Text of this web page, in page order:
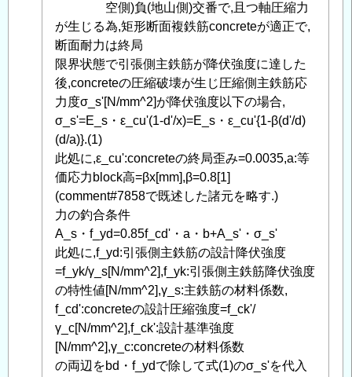
之
に
よ
る
「 Re:
鉄
筋
concrete
の
断
面
耐
力,
応
力
度
補
足」
へ
空側)負(地山側)交番で,且つ軸圧縮力
が生じる為,矩形断面複鉄筋concreteが適正で,
断面耐力は終局
限界状態で引張側主鉄筋が降伏強度に達した
後,concreteの圧縮破壊が生じ圧縮側主鉄筋応
力度σ_s'[N/mm^2]が降伏強度以下の場合,
σ_s'=E_s・ε_cu'(1-d'/x)=E_s・ε_cu'{1-β(d'/d)
(d/a)}.(1)
此処に,ε_cu':concreteの終局歪み=0.0035,a:等
価応力block高=βx[mm],β=0.8[1]
(comment#7858で既述した諸元を略す.)
力の釣合条件
A_s・f_yd=0.85f_cd'・a・b+A_s'・σ_s'
此処に,f_yd:引張側主鉄筋の設計降伏強度
=f_yk/γ_s[N/mm^2],f_yk:引張側主鉄筋降伏強度
の特性値[N/mm^2],γ_s:主鉄筋の材料係数,
f_cd':concreteの設計圧縮強度=f_ck'/
γ_c[N/mm^2],f_ck':設計基準強度
[N/mm^2],γ_c:concreteの材料係数
の両辺をbd・f_ydで除して式(1)のσ_s'を代入